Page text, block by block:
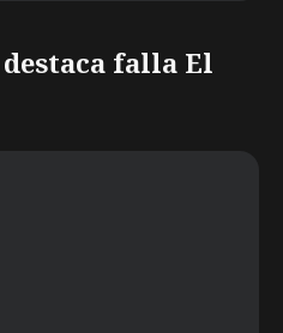
falla El